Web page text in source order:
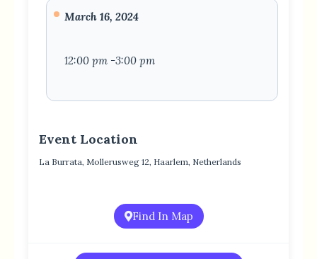
March 16, 2024
12:00 pm -3:00 pm
Event Location
La Burrata, Mollerusweg 12, Haarlem, Netherlands
Find In Map